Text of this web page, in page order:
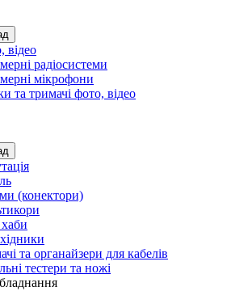
відео
радіосистеми
мікрофони
та тримачі фото, відео
(конектори)
та органайзери для кабелів
тестери та ножі